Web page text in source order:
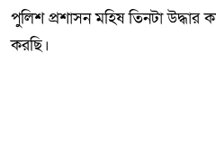
পুলিশ প্রশাসন মহিষ তিনটা
করছি।